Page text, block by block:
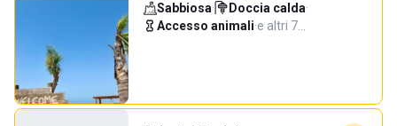
Sabbiosa· Doccia calda·
Accesso animali·e altri 7…